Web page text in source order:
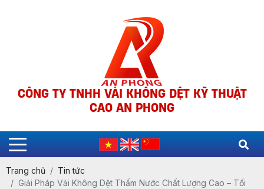
CÔNG TY TNHH VẢI KHÔNG DỆT KỸ THUẬT
CAO AN PHONG
Trang chủ
Tin tức
Giải Pháp Vải Không Dệt Thấm Nước Chất Lượng Cao – Tối